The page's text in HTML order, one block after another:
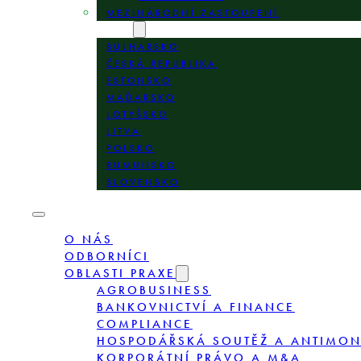
MEZINÁRODNÍ ZASTOUPENÍ
BULHARSKO
ČESKÁ REPUBLIKA
ESTONSKO
MAĎARSKO
LOTYŠSKO
LITVA
POLSKO
RUMUNSKO
SLOVENSKO
O NÁS
ODBORNÍCI
OBLASTI PRAXE
AGROBUSINESS
BANKOVNICTVÍ A FINANCE
COMPLIANCE
HOSPODÁŘSKÁ SOUTĚŽ A
KORPORÁTNÍ PRÁVO A M&A